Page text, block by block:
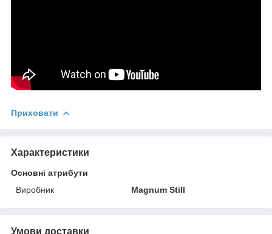
Приховати
Характеристики
Основні атрибути
Виробник
Magnum Still
Умови доставки